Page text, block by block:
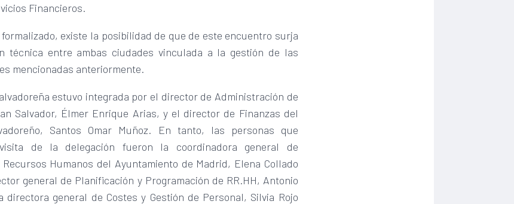
Financieros.
formalizado, existe la posibilidad de que de este encuentro surja
técnica entre ambas ciudades vinculada a la gestión de las
mencionadas anteriormente.
estuvo integrada por el director de Administración de
Salvador, Élmer Enrique Arias, y el director de Finanzas del
Santos Omar Muñoz. En tanto, las personas que
de la delegación fueron la coordinadora general de
Humanos del Ayuntamiento de Madrid, Elena Collado
general de Planificación y Programación de RR.HH, Antonio
directora general de Costes y Gestión de Personal, Silvia Rojo